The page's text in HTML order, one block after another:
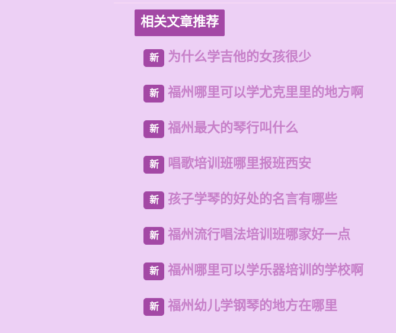
相关文章推荐
新 为什么学吉他的女孩很少
新 福州哪里可以学尤克里里的地方啊
新 福州最大的琴行叫什么
新 唱歌培训班哪里报班西安
新 孩子学琴的好处的名言有哪些
新 福州流行唱法培训班哪家好一点
新 福州哪里可以学乐器培训的学校啊
新 福州幼儿学钢琴的地方在哪里